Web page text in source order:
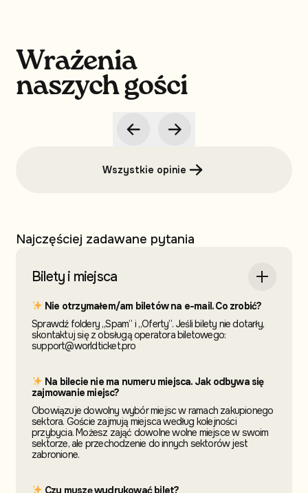
Wrażenia
naszych gości
Wszystkie opinie
Najczęściej zadawane pytania
Bilety i miejsca
Nie otrzymałem/am biletów na e-mail. Co zrobić?
Sprawdź foldery „Spam” i „Oferty”. Jeśli bilety nie dotarły,
skontaktuj się z obsługą operatora biletowego:
support@worldticket.pro
Na bilecie nie ma numeru miejsca. Jak odbywa się
zajmowanie miejsc?
Obowiązuje dowolny wybór miejsc w ramach zakupionego
sektora. Goście zajmują miejsca według kolejności
przybycia. Możesz zająć dowolne wolne miejsce w swoim
sektorze, ale przechodzenie do innych sektorów jest
zabronione.
Czy muszę wydrukować bilet?